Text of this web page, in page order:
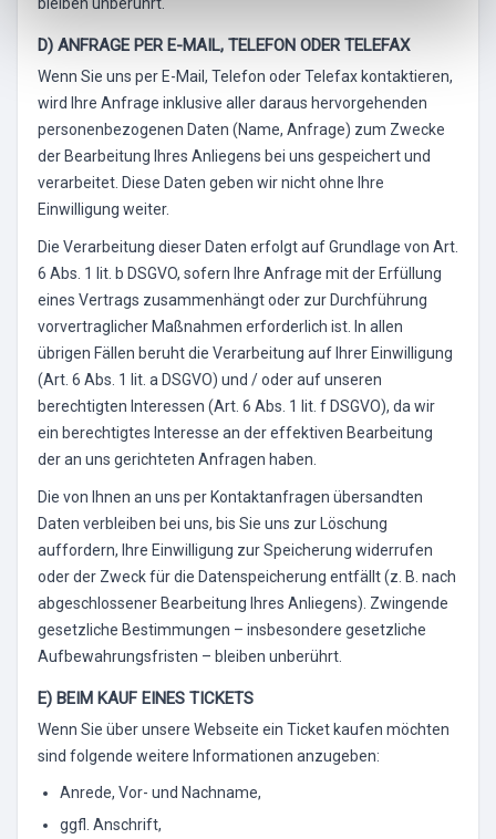
D) ANFRAGE PER E-MAIL, TELEFON ODER TELEFAX
Wenn Sie uns per E-Mail, Telefon oder Telefax kontaktieren,
wird Ihre Anfrage inklusive aller daraus hervorgehenden
personenbezogenen Daten (Name, Anfrage) zum Zwecke
der Bearbeitung Ihres Anliegens bei uns gespeichert und
verarbeitet. Diese Daten geben wir nicht ohne Ihre
Einwilligung weiter.
Die Verarbeitung dieser Daten erfolgt auf Grundlage von Art.
6 Abs. 1 lit. b DSGVO, sofern Ihre Anfrage mit der Erfüllung
eines Vertrags zusammenhängt oder zur Durchführung
vorvertraglicher Maßnahmen erforderlich ist. In allen
übrigen Fällen beruht die Verarbeitung auf Ihrer Einwilligung
(Art. 6 Abs. 1 lit. a DSGVO) und / oder auf unseren
berechtigten Interessen (Art. 6 Abs. 1 lit. f DSGVO), da wir
ein berechtigtes Interesse an der effektiven Bearbeitung
der an uns gerichteten Anfragen haben.
Die von Ihnen an uns per Kontaktanfragen übersandten
Daten verbleiben bei uns, bis Sie uns zur Löschung
auffordern, Ihre Einwilligung zur Speicherung widerrufen
oder der Zweck für die Datenspeicherung entfällt (z. B. nach
abgeschlossener Bearbeitung Ihres Anliegens). Zwingende
gesetzliche Bestimmungen – insbesondere gesetzliche
Aufbewahrungsfristen – bleiben unberührt.
E) BEIM KAUF EINES TICKETS
Wenn Sie über unsere Webseite ein Ticket kaufen möchten
sind folgende weitere Informationen anzugeben:
Anrede, Vor- und Nachname,
ggfl. Anschrift,